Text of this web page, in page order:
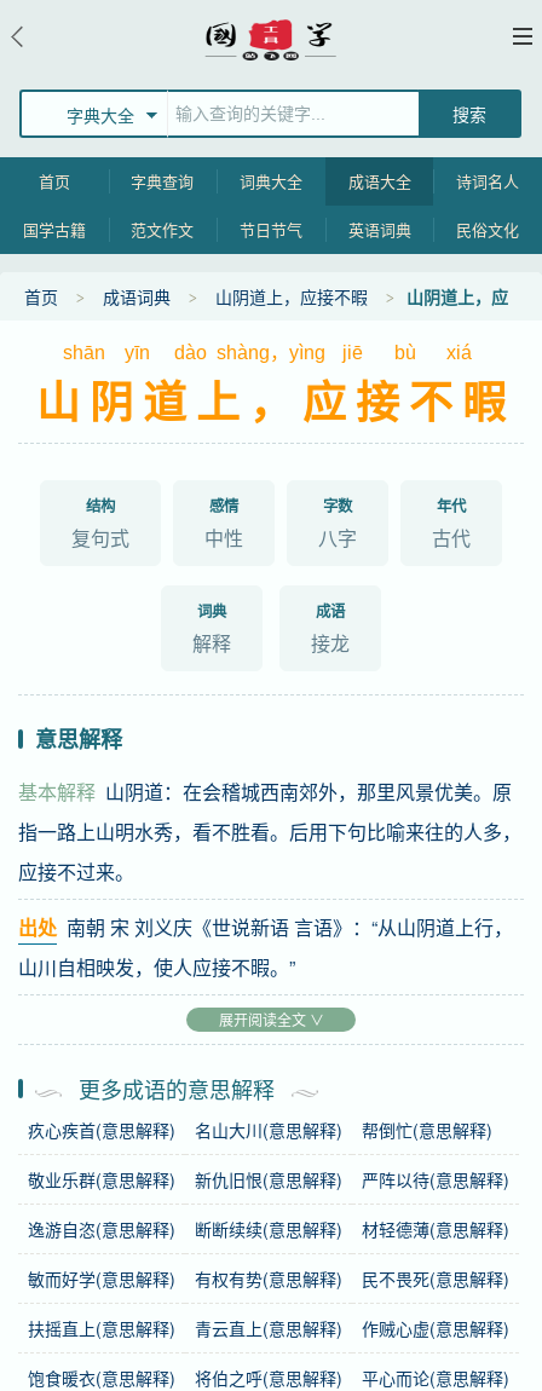
字典大全
首页 字典查询 词典大全 成语大全 诗词名人
国学古籍 范文作文 节日节气 英语词典 民俗文化
首页 成语词典 山阴道上，应接不暇 山阴道上，应
接不暇的意思
shān yīn dào shàng，yìng jiē bù xiá
山阴道上，应接不暇
结构
复句式
感情
中性
字数
八字
年代
古代
词典
解释
成语
接龙
意思解释
基本解释 山阴道：在会稽城西南郊外，那里风景优美。原
指一路上山明水秀，看不胜看。后用下句比喻来往的人多，
应接不过来。
出处 南朝 宋 刘义庆《世说新语 言语》：“从山阴道上行，
山川自相映发，使人应接不暇。”
这使我们在阅读的时候，有“山阴道上，应接不暇
基础信息
拼音 shān yīn dào shàng，yìng jiē bù xiá
注音 ㄕㄢ 一ㄣ ㄉㄠˋ ㄕㄤˋ，一ㄥˋ ㄐ一ㄝ ㄅㄨˋ ㄒ一ㄚˊ
繁体 山陰道上，應接不暇
感情 山阴道上，应接不暇 是中性词。
展开阅读全文 ∨
更多成语的意思解释
疚心疾首(意思解释) 名山大川(意思解释) 帮倒忙(意思解释)
敬业乐群(意思解释) 新仇旧恨(意思解释) 严阵以待(意思解释)
逸游自恣(意思解释) 断断续续(意思解释) 材轻德薄(意思解释)
敏而好学(意思解释) 有权有势(意思解释) 民不畏死(意思解释)
扶摇直上(意思解释) 青云直上(意思解释) 作贼心虚(意思解释)
饱食暖衣(意思解释) 将伯之呼(意思解释) 平心而论(意思解释)